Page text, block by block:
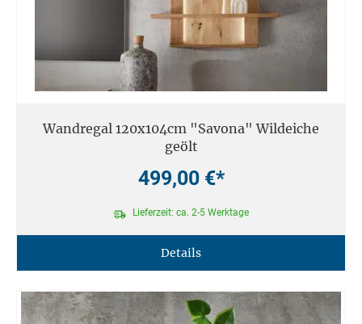
Wandregal 120x104cm "Savona" Wildeiche
geölt
499,00 €*
Lieferzeit: ca. 2-5 Werktage
Details